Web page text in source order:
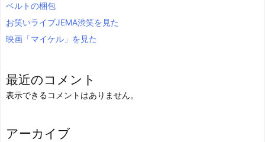
ベルトの梱包
お笑いライブJEMA渋笑を見た
映画「マイケル」を見た
最近のコメント
表示できるコメントはありません。
アーカイブ